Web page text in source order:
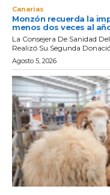
Canarias
Monzón recuerda la
menos dos veces al
La Consejera De Sanidad
Realizó Su Segunda
Agosto 5, 2026